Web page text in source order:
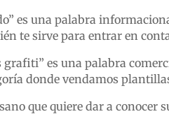
es una palabra
te sirve para entrar en
es una palabra
donde vendamos
que quiere dar a conocer